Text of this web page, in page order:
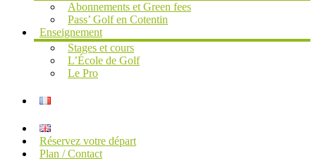
Abonnements et Green fees
Pass’ Golf en Cotentin
Enseignement
Stages et cours
L’École de Golf
Le Pro
Réservez votre départ
Plan / Contact